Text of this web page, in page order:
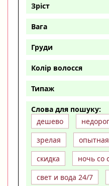
Зріст
Вага
Груди
Колір волосся
Типаж
Слова для пошуку:
дешево
зрелая
опытная
скидка
ночь со
свет и вода 24/7